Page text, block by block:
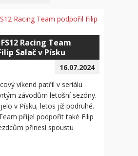
Racing Team
Salač v Písku
16.07.2024
víkend patřil v seriálu
závodům letošní sezóny.
v Písku, letos již podruhé.
přijel podpořit také Filip
přinesl spoustu